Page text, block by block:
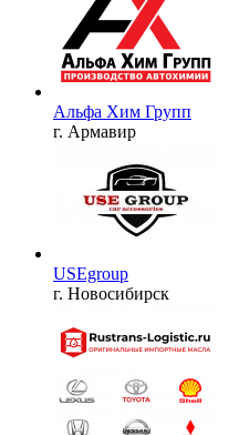
Альфа Хим Групп
г. Армавир
USEgroup
г. Новосибирск